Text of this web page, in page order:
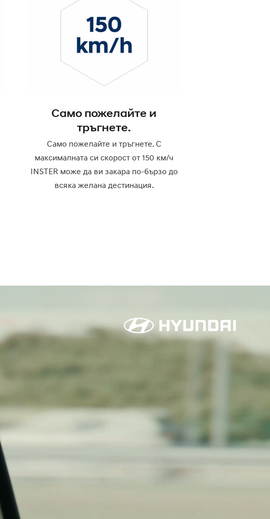
Само пожелайте и
тръгнете.
Само пожелайте и тръгнете. С
максималната си скорост от 150 км/ч
INSTER може да ви закара по-бързо до
всяка желана дестинация.